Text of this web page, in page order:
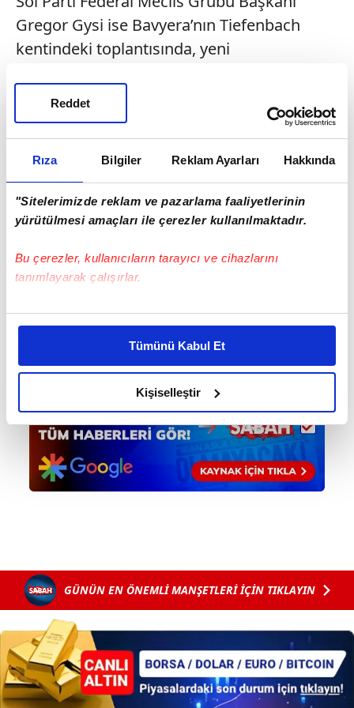
Rıza Bilgiler Reklam Ayarları Hakkında
"Sitelerimizde reklam ve pazarlama faaliyetlerinin
yürütülmesi amaçları ile çerezler kullanılmaktadır.
Bu çerezler, kullanıcıların tarayıcı ve cihazlarını
tanımlayarak çalışırlar.
Bu çerezlere izin vermeniz halinde sizlere özel
daha iyi reklam deneyimi yaşatabiliriz. Bunu yaparken
amacımızın size daha iyi bir reklam deneyimi sunmak
olduğunu ve sizlere en iyi içerikleri sunabilmek adına
elimizden gelen çabayı gösterdiğimizi ve bu noktada,
reklamların maliyetlerimizi karşılamak noktasında tek gelir
kalemimiz olduğunu sizlere hatırlatmak isteriz.
Her halükârda, kullanıcılar, bu çerezlere izin vermedikleri
Sitemizde kendimize ve üçüncü kişilere ait çerezler
kullanılmaktadır. Bu çerezler vasıtasıyla çeşitli kişisel
verileriniz işlenmekte olup gerekli olan çerezler bilgi
toplumu hizmetlerinin sunulması amacıyla
kullanılmaktadır. Diğer çerezler, sitemizin daha işlevsel
kılınması ve kişiselleştirilmesi ve sizlere yönelik
reklam/pazarlama faaliyetlerinin yapılması, amaçlarıyla
Tümünü Kabul Et
Kişiselleştir
Reddet
Gregor Gysi ise Bavyera’nın Tiefenbach
kentindeki toplantısında, yeni
katılımı olmadan belirlenmiş olmasını bir
skandal olarak nitelendirdi. Sol Parti’nin
kendi cumhurbaşkanı adayını belirlemesi
bekleniyor.
GÜNÜN EN ÖNEMLİ MANŞETLERİ İÇİN TIKLAYIN